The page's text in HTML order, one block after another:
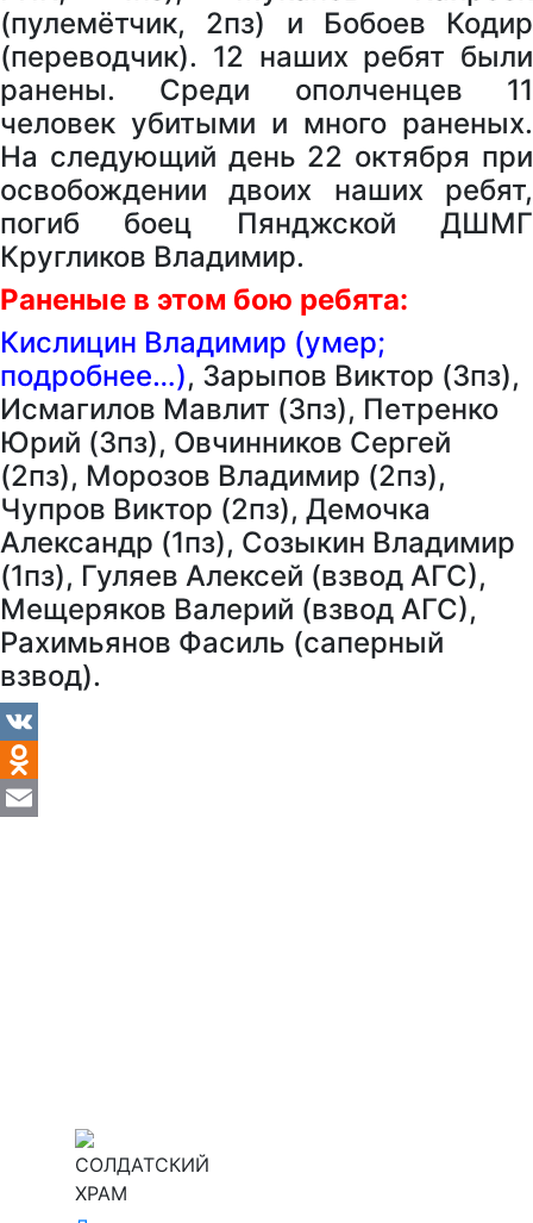
(пулемётчик, 2пз) и Бобоев Кодир
(переводчик). 12 наших ребят были
ранены. Среди ополченцев 11
человек убитыми и много раненых.
На следующий день 22 октября при
освобождении двоих наших ребят,
погиб боец Пянджской ДШМГ
Кругликов Владимир.
Раненые в этом бою ребята:
Кислицин Владимир (умер;
подробнее…), Зарыпов Виктор (3пз),
Исмагилов Мавлит (3пз), Петренко
Юрий (3пз), Овчинников Сергей
(2пз), Морозов Владимир (2пз),
Чупров Виктор (2пз), Демочка
Александр (1пз), Созыкин Владимир
(1пз), Гуляев Алексей (взвод АГС),
Мещеряков Валерий (взвод АГС),
Рахимьянов Фасиль (саперный
взвод).
VK
Odnoklassniki
СОЛДАТСКИЙ
ХРАМ